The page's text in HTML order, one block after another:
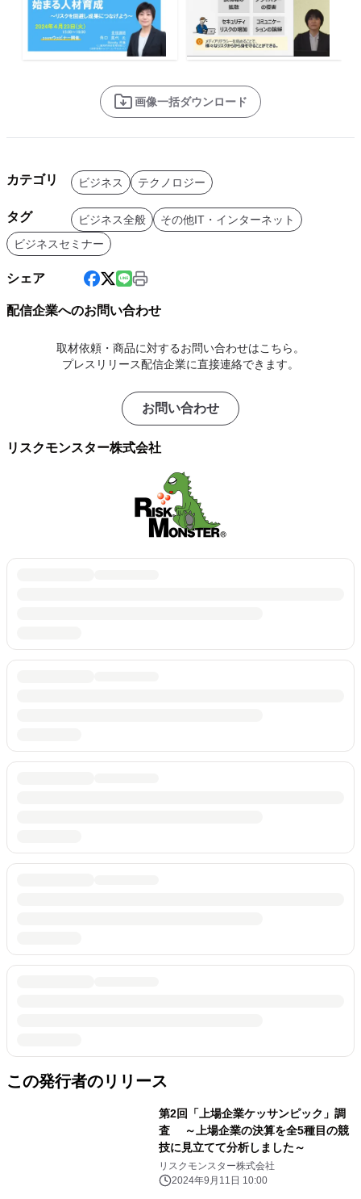
画像一括ダウンロード
カテゴリ ビジネス テクノロジー
タグ ビジネス全般
その他IT・インターネット
ビジネスセミナー
シェア
配信企業へのお問い合わせ
取材依頼・商品に対するお問い合わせはこちら。
プレスリリース配信企業に直接連絡できます。
お問い合わせ
リスクモンスター株式会社
この発行者のリリース
第2回「上場企業ケッサンピック」調
査 ～上場企業の決算を全5種目の競
技に見立てて分析しました～
リスクモンスター株式会社
2024年9月11日 10:00